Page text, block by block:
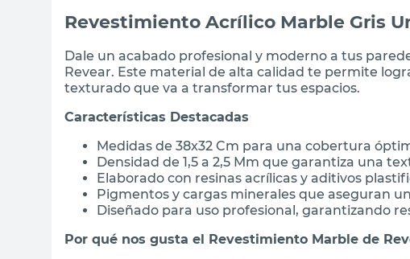
Revestimiento Acrílico Marble Gris
Dale un acabado profesional y moderno a tus
Revear. Este material de alta calidad te permite
texturado que va a transformar tus espacios.
Características Destacadas
Medidas de 38x32 Cm para una cobertura
Densidad de 1,5 a 2,5 Mm que garantiza una
Elaborado con resinas acrílicas y aditivos
Pigmentos y cargas minerales que aseguran
Diseñado para uso profesional, garantizando
Por qué nos gusta el Revestimiento Marble de